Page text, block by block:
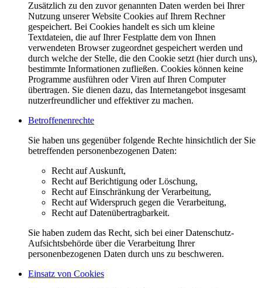
Zusätzlich zu den zuvor genannten Daten werden bei Ihrer
Nutzung unserer Website Cookies auf Ihrem Rechner
gespeichert. Bei Cookies handelt es sich um kleine
Textdateien, die auf Ihrer Festplatte dem von Ihnen
verwendeten Browser zugeordnet gespeichert werden und
durch welche der Stelle, die den Cookie setzt (hier durch uns),
bestimmte Informationen zufließen. Cookies können keine
Programme ausführen oder Viren auf Ihren Computer
übertragen. Sie dienen dazu, das Internetangebot insgesamt
nutzerfreundlicher und effektiver zu machen.
Betroffenenrechte
Sie haben uns gegenüber folgende Rechte hinsichtlich der Sie
betreffenden personenbezogenen Daten:
Recht auf Auskunft,
Recht auf Berichtigung oder Löschung,
Recht auf Einschränkung der Verarbeitung,
Recht auf Widerspruch gegen die Verarbeitung,
Recht auf Datenübertragbarkeit.
Sie haben zudem das Recht, sich bei einer Datenschutz-
Aufsichtsbehörde über die Verarbeitung Ihrer
personenbezogenen Daten durch uns zu beschweren.
Einsatz von Cookies